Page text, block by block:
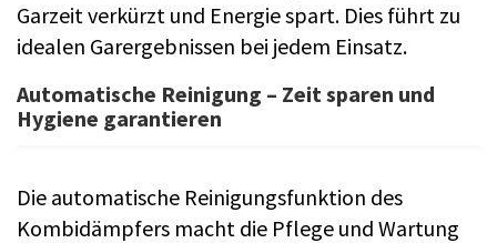
Garzeit verkürzt und Energie spart. Dies führt zu
idealen Garergebnissen bei jedem Einsatz.
Automatische Reinigung – Zeit sparen und
Hygiene garantieren
Die automatische Reinigungsfunktion des
Kombidämpfers macht die Pflege und Wartung